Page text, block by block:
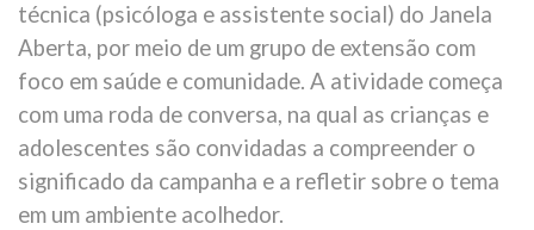
técnica (psicóloga e assistente social) do Janela
Aberta, por meio de um grupo de extensão com
foco em saúde e comunidade. A atividade começa
com uma roda de conversa, na qual as crianças e
adolescentes são convidadas a compreender o
significado da campanha e a refletir sobre o tema
em um ambiente acolhedor.